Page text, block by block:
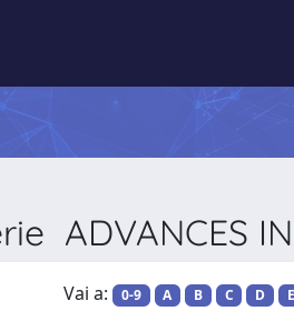
ADVANCES IN
Vai a: 0-9 A B C D E